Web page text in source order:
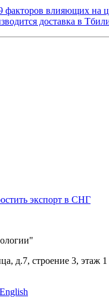
факторов влияющих на
доставка в
экспорт в СНГ
д.7, строение 3, этаж 1